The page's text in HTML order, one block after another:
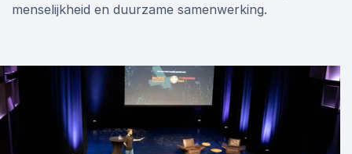
menselijkheid en duurzame samenwerking.